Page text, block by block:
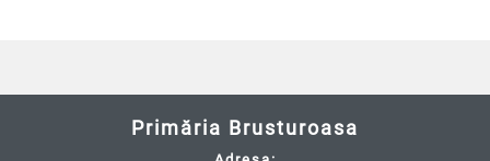
Primăria Brusturoasa